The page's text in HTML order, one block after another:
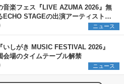
音楽フェス『LIVE AZUMA 2026』無
ECHO STAGEの出演アーティストを
ニュース
いしがき MUSIC FESTIVAL 2026』
会場のタイムテーブル解禁
ニュース